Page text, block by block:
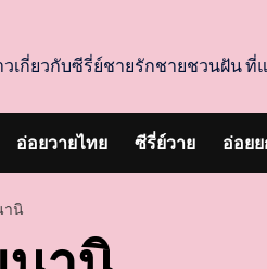
วเกี่ยวกับซีรี่ย์ชายรักชายชวนฝัน
อ่อยวายไทย ซีรี่ย์วาย อ่อย
านิ